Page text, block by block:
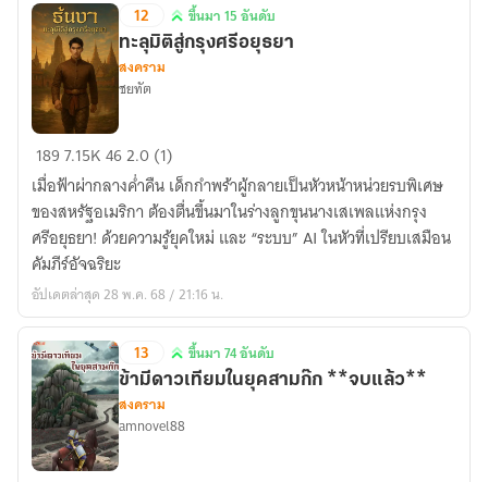
ทะลุ
มิติ
สู่
กรุง
ศรีอยุธยา
12
ขึ้น
มา
ขึ้นมา 15 อันดับ
ทะลุมิติสู่กรุงศรีอยุธยา
สงคราม
ชยทัต
1897.15K462.0 (1)
เมื่อฟ้าผ่ากลางค่ำคืน เด็กกำพร้าผู้กลายเป็นหัวหน้าหน่วยรบพิเศษ
ของสหรัฐอเมริกา ต้องตื่นขึ้นมาในร่างลูกขุนนางเสเพลแห่งกรุง
ศรีอยุธยา! ด้วยความรู้ยุคใหม่ และ “ระบบ” AI ในหัวที่เปรียบเสมือน
คัมภีร์อัจฉริยะ
อัปเดตล่าสุด 28 พ.ค. 68 / 21:16 น.
13
ขึ้น
มา
74
ขึ้นมา 74 อันดับ
ข้ามีดาวเทียมในยุคสามก๊ก **จบแล้ว**
สงคราม
amnovel88